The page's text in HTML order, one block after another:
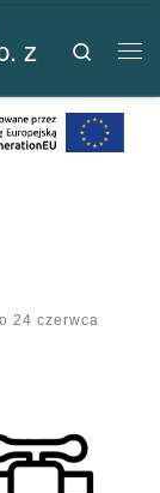
z
Search
24 czerwca